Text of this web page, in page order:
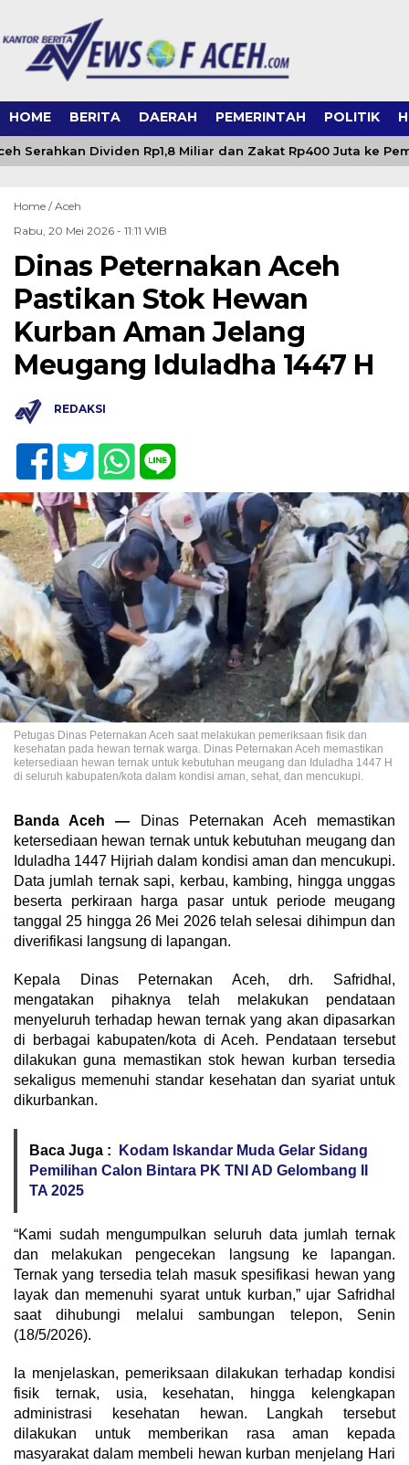
HOME BERITA DAERAH PEMERINTAH POLITIK
Serahkan Dividen Rp1,8 Miliar dan Zakat Rp400 Juta ke
Home /Aceh
Rabu, 20 Mei 2026 - 11:11 WIB
Dinas Peternakan Aceh
Pastikan Stok Hewan
Kurban Aman Jelang
Meugang Iduladha 1447 H
REDAKSI
Petugas Dinas Peternakan Aceh saat melakukan pemeriksaan fisik dan
kesehatan pada hewan ternak warga. Dinas Peternakan Aceh memastikan
ketersediaan hewan ternak untuk kebutuhan meugang dan Iduladha 1447 H
di seluruh kabupaten/kota dalam kondisi aman, sehat, dan mencukupi.
Banda Aceh — Dinas Peternakan Aceh memastikan
ketersediaan hewan ternak untuk kebutuhan meugang dan
Iduladha 1447 Hijriah dalam kondisi aman dan mencukupi.
Data jumlah ternak sapi, kerbau, kambing, hingga unggas
beserta perkiraan harga pasar untuk periode meugang
tanggal 25 hingga 26 Mei 2026 telah selesai dihimpun dan
diverifikasi langsung di lapangan.
Kepala Dinas Peternakan Aceh, drh. Safridhal,
mengatakan pihaknya telah melakukan pendataan
menyeluruh terhadap hewan ternak yang akan dipasarkan
di berbagai kabupaten/kota di Aceh. Pendataan tersebut
dilakukan guna memastikan stok hewan kurban tersedia
sekaligus memenuhi standar kesehatan dan syariat untuk
dikurbankan.
Baca Juga :
Kodam Iskandar Muda Gelar Sidang
Pemilihan Calon Bintara PK TNI AD Gelombang II
TA 2025
“Kami sudah mengumpulkan seluruh data jumlah ternak
dan melakukan pengecekan langsung ke lapangan.
Ternak yang tersedia telah masuk spesifikasi hewan yang
layak dan memenuhi syarat untuk kurban,” ujar Safridhal
saat dihubungi melalui sambungan telepon, Senin
(18/5/2026).
Ia menjelaskan, pemeriksaan dilakukan terhadap kondisi
fisik ternak, usia, kesehatan, hingga kelengkapan
administrasi kesehatan hewan. Langkah tersebut
dilakukan untuk memberikan rasa aman kepada
masyarakat dalam membeli hewan kurban menjelang Hari